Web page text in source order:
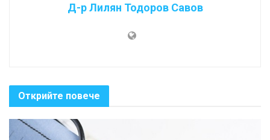
Д-р Лилян Тодоров Савов
Открийте повече